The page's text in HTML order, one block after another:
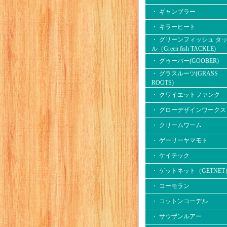
・ ギャンブラー
・ キラーヒート
・ グリーンフィッシュ タ
ル（Green fish TACKLE)
・ グゥーバー(GOOBER)
・ グラスルーツ(GRASS
ROOTS)
・ クワイエットファンク
・ グローデザインワークス
・ クリームワーム
・ ゲーリーヤマモト
・ ケイテック
・ ゲットネット（GETNET
・ コーモラン
・ コットンコーデル
・ サウザンルアー